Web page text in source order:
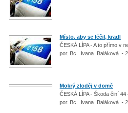
Místo, aby se léčil, kradl
ČESKÁ LÍPA - A to přímo v
por. Bc. Ivana Baláková -
Mokrý zloděj v domě
ČESKÁ LÍPA - Škoda činí 44
por. Bc. Ivana Baláková -